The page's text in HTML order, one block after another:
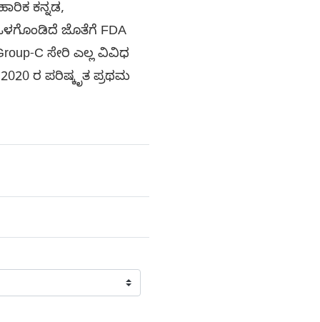
ಕನ್ನಡ,
ಜೊತೆಗೆ FDA
C ಸೇರಿ ಎಲ್ಲ ವಿವಿಧ
ರ ಪರಿಷ್ಕೃತ ಪ್ರಥಮ